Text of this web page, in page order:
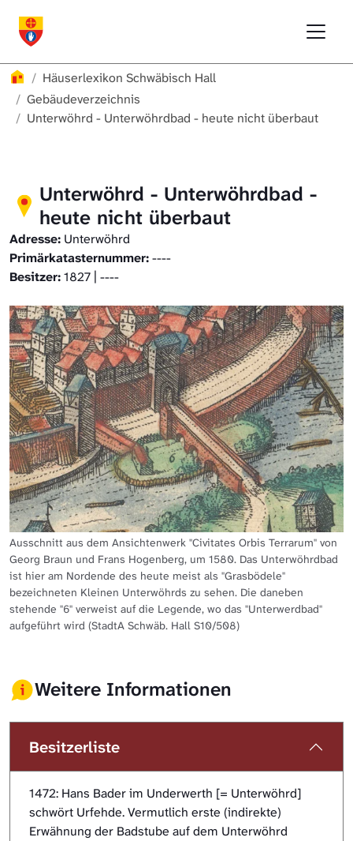
Häuserlexikon
Häuserlexikon Schwäbisch Hall
Gebäudeverzeichnis
Unterwöhrd - Unterwöhrdbad - heute nicht überbaut
Unterwöhrd - Unterwöhrdbad -
heute nicht überbaut
Adresse: Unterwöhrd
Primärkatasternummer:----
Besitzer:1827 | ----
Ausschnitt aus dem Ansichtenwerk "Civitates Orbis Terrarum" von
Georg Braun und Frans Hogenberg, um 1580. Das Unterwöhrdbad
ist hier am Nordende des heute meist als "Grasbödele"
bezeichneten Kleinen Unterwöhrds zu sehen. Die daneben
stehende "6" verweist auf die Legende, wo das "Unterwerdbad"
aufgeführt wird (StadtA Schwäb. Hall S10/508)
Weitere Informationen
Besitzerliste
1472: Hans Bader im Underwerth [= Unterwöhrd]
schwört Urfehde. Vermutlich erste (indirekte)
Erwähnung der Badstube auf dem Unterwöhrd
Häuserlexikon SteinbachGebäudeverzeichnis